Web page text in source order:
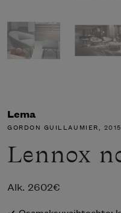
Lema
GORDON GUILLAUMIER, 2015
Lennox
Alk. 2602€